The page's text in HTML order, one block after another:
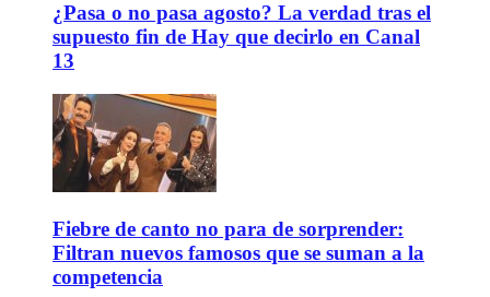
¿Pasa o no pasa agosto? La verdad tras el
supuesto fin de Hay que decirlo en Canal
13
Fiebre de canto no para de sorprender:
Filtran nuevos famosos que se suman a la
competencia